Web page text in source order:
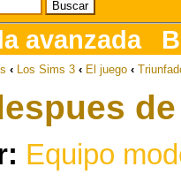
avanzada
‹ Los Sims 3 ‹ El juego ‹
Equipo